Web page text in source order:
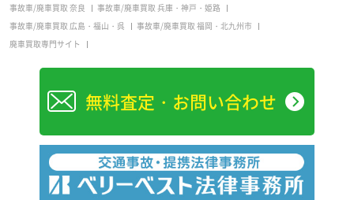
事故車/廃車買取 奈良
事故車/廃車買取 兵庫・神戸・姫路
事故車/廃車買取 広島・福山・呉
事故車/廃車買取 福岡・北九州市
廃車買取専門サイト
無料査定・お問い合わせ